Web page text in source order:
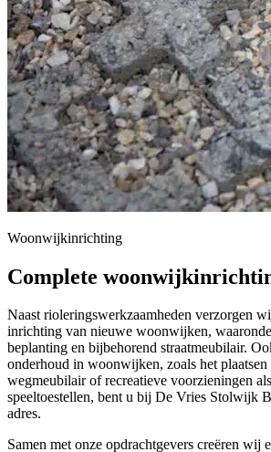
Woonwijkinrichting
Complete
Naast rioleringswerkzaamheden verzorgen
inrichting van nieuwe woonwijken,
beplanting en bijbehorend straatmeubilair.
onderhoud in woonwijken, zoals het plaatsen
wegmeubilair of recreatieve voorzieningen
speeltoestellen, bent u bij De Vries Stolwijk
adres.
Samen met onze opdrachtgevers creëren wij